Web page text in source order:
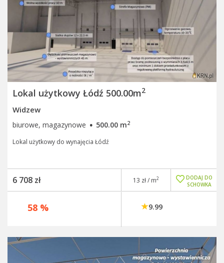
Lokal użytkowy Łódź 500.00m2
Widzew
biurowe, magazynowe · 500.00 m2
Lokal użytkowy do wynajęcia Łódź
6 708 zł
DODAJ DO
SCHOWKA
13 zł / m2
58 % 9.99